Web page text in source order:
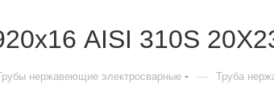
AISI 310S
нержавеющие электросварные — Труба